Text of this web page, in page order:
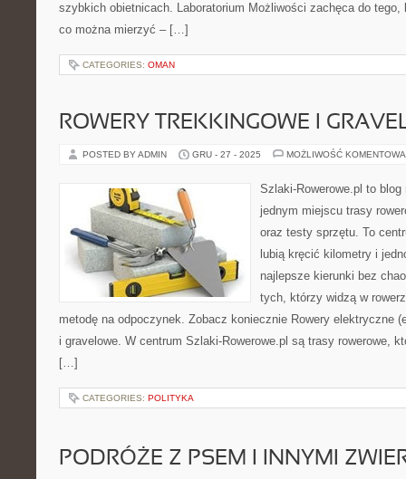
szybkich obietnicach. Laboratorium Możliwości zachęca do
co można mierzyć – […]
CATEGORIES: OMAN
ROWERY TREKKINGOWE I
POSTED BY ADMIN GRU - 27 - 2025 MOŻLIWOŚĆ
Szlaki-Rowerowe.pl to blog
jednym miejscu trasy
oraz testy sprzętu. To
lubią kręcić kilometry i
najlepsze kierunki bez
tych, którzy widzą w
metodę na odpoczynek. Zobacz koniecznie Rowery elektryczne
i gravelowe. W centrum Szlaki-Rowerowe.pl są trasy rowerowe,
[…]
CATEGORIES: POLITYKA
PODRÓŻE Z PSEM I INNYMI